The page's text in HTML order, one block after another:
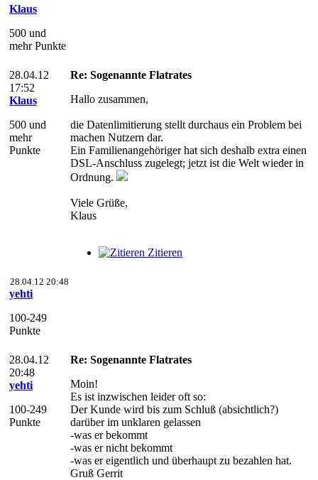
Klaus
500 und
mehr Punkte
28.04.12
17:52
Klaus
500 und
mehr
Punkte
Re: Sogenannte Flatrates
Hallo zusammen,
die Datenlimitierung stellt durchaus ein Problem bei
machen Nutzern dar.
Ein Familienangehöriger hat sich deshalb extra einen
DSL-Anschluss zugelegt; jetzt ist die Welt wieder in
Ordnung.
Viele Grüße,
Klaus
Zitieren
28.04.12 20:48
yehti
100-249
Punkte
28.04.12
20:48
yehti
100-249
Punkte
Re: Sogenannte Flatrates
Moin!
Es ist inzwischen leider oft so:
Der Kunde wird bis zum Schluß (absichtlich?)
darüber im unklaren gelassen
-was er bekommt
-was er nicht bekommt
-was er eigentlich und überhaupt zu bezahlen hat.
Gruß Gerrit